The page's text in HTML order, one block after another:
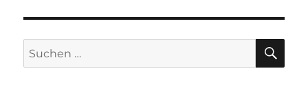
Straße
101
Suchen
nach: